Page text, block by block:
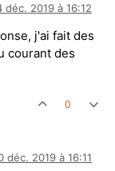
déc. 2019 à 16:12
j'ai fait des
courant des
0
déc. 2019 à 16:11